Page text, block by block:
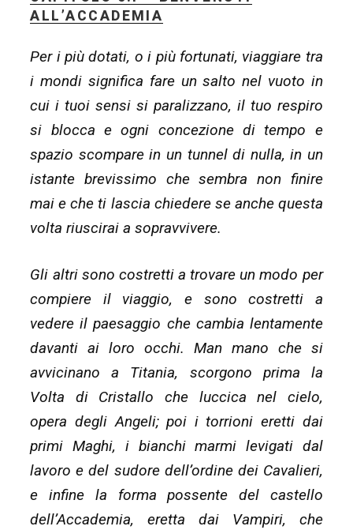
–
di
un
miracolo”
ALL’ACCADEMIA
Per i più dotati, o i più fortunati, viaggiare tra
i mondi significa fare un salto nel vuoto in
cui i tuoi sensi si paralizzano, il tuo respiro
si blocca e ogni concezione di tempo e
spazio scompare in un tunnel di nulla, in un
istante brevissimo che sembra non finire
mai e che ti lascia chiedere se anche questa
volta riuscirai a sopravvivere.
Gli altri sono costretti a trovare un modo per
compiere il viaggio, e sono costretti a
vedere il paesaggio che cambia lentamente
davanti ai loro occhi. Man mano che si
avvicinano a Titania, scorgono prima la
Volta di Cristallo che luccica nel cielo,
opera degli Angeli; poi i torrioni eretti dai
primi Maghi, i bianchi marmi levigati dal
lavoro e del sudore dell’ordine dei Cavalieri,
e infine la forma possente del castello
dell’Accademia, eretta dai Vampiri, che